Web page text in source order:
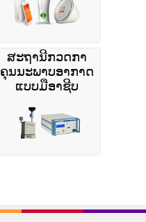
ສະຖານີກວດກາ
ຄຸນນະພາບອາກາດ
ແບບມືອາຊີບ